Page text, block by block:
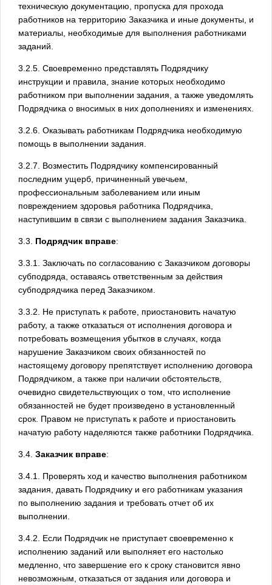
техническую документацию, пропуска для прохода
работников на территорию Заказчика и иные документы, и
материалы, необходимые для выполнения работниками
заданий.
3.2.5. Своевременно представлять Подрядчику
инструкции и правила, знание которых необходимо
работником при выполнении задания, а также уведомлять
Подрядчика о вносимых в них дополнениях и изменениях.
3.2.6. Оказывать работникам Подрядчика необходимую
помощь в выполнении задания.
3.2.7. Возместить Подрядчику компенсированный
последним ущерб, причиненный увечьем,
профессиональным заболеванием или иным
повреждением здоровья работника Подрядчика,
наступившим в связи с выполнением задания Заказчика.
3.3. Подрядчик вправе:
3.3.1. Заключать по согласованию с Заказчиком договоры
субподряда, оставаясь ответственным за действия
субподрядчика перед Заказчиком.
3.3.2. Не приступать к работе, приостановить начатую
работу, а также отказаться от исполнения договора и
потребовать возмещения убытков в случаях, когда
нарушение Заказчиком своих обязанностей по
настоящему договору препятствует исполнению договора
Подрядчиком, а также при наличии обстоятельств,
очевидно свидетельствующих о том, что исполнение
обязанностей не будет произведено в установленный
срок. Правом не приступать к работе и приостановить
начатую работу наделяются также работники Подрядчика.
3.4. Заказчик вправе:
3.4.1. Проверять ход и качество выполнения работником
задания, давать Подрядчику и его работникам указания
по выполнению задания и требовать отчет об их
выполнении.
3.4.2. Если Подрядчик не приступает своевременно к
исполнению заданий или выполняет его настолько
медленно, что завершение его к сроку становится явно
невозможным, отказаться от задания или договора и